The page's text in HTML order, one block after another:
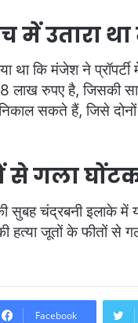
में उतारा
था कि मंजेश ने प्रॉपर्टी
रुपए है, जिसकी
सकते हैं, जिसे
गला
सुबह चंद्रबनी इलाके में
हत्या जूतों के फीतों से
Facebook